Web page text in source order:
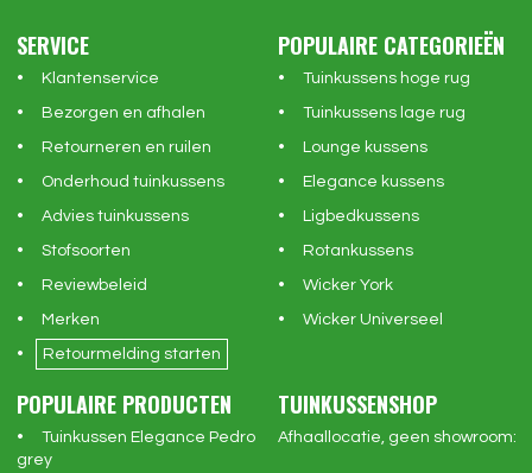
SERVICE
Klantenservice
Bezorgen en afhalen
Retourneren en ruilen
Onderhoud tuinkussens
Advies tuinkussens
Stofsoorten
Reviewbeleid
Merken
Retourmelding starten
POPULAIRE CATEGORIEËN
Tuinkussens hoge rug
Tuinkussens lage rug
Lounge kussens
Elegance kussens
Ligbedkussens
Rotankussens
Wicker York
Wicker Universeel
POPULAIRE PRODUCTEN
Tuinkussen Elegance Pedro
grey
TUINKUSSENSHOP
Afhaallocatie, geen showroom: